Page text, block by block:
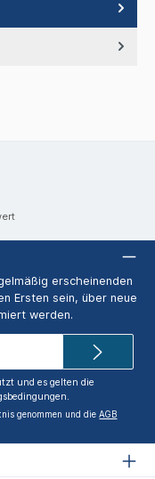
erscheinenden
Ersten sein, über neue
werden.
und es gelten die
.
genommen und dieAGB